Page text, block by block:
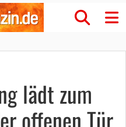
lädt zum
offenen Tür